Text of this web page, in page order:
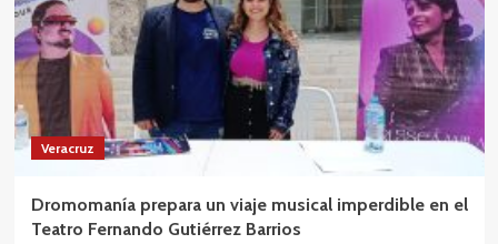
Veracruz
Dromomanía prepara un viaje musical imperdible en el
Teatro Fernando Gutiérrez Barrios